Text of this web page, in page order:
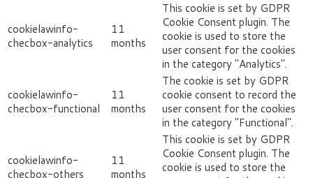
cookielawinfo-
checbox-analytics
11
months
This cookie is set by GDPR
Cookie Consent plugin. The
cookie is used to store the
user consent for the cookies
in the category "Analytics".
cookielawinfo-
checbox-functional
11
months
The cookie is set by GDPR
cookie consent to record the
user consent for the cookies
in the category "Functional".
cookielawinfo-
checbox-others
11
months
This cookie is set by GDPR
Cookie Consent plugin. The
cookie is used to store the